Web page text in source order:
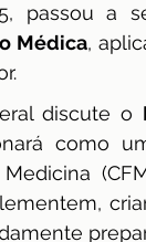
ENAMED
passou a
Médica,
discute o
como